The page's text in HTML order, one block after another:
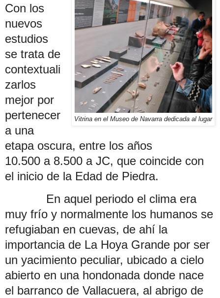
Vitrina en el Museo de Navarra dedicada al lugar
Con los
nuevos
estudios
se trata de
contextuali
zarlos
mejor por
pertenecer
a una
etapa oscura, entre los años
10.500 a 8.500 a JC, que coincide con
el inicio de la Edad de Piedra.
En aquel periodo el clima era
muy frío y normalmente los humanos se
refugiaban en cuevas, de ahí la
importancia de La Hoya Grande por ser
un yacimiento peculiar, ubicado a cielo
abierto en una hondonada donde nace
el barranco de Vallacuera, al abrigo de